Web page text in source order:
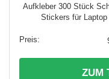
Aufkleber 300 Stück
Stickers für Laptop
ZUM